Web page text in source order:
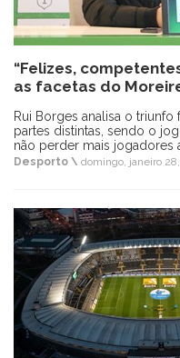
“Felizes,
as facetas do
Rui Borges analisa o
partes distintas, sendo o
não perder mais jogadores
Desporto \ domingo, janeiro